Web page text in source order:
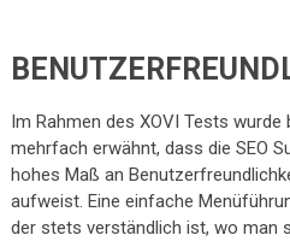
Im Rahmen des XOVI Tests wurde
mehrfach erwähnt, dass die SEO
hohes Maß an
aufweist. Eine einfache
der stets verständlich ist, wo man